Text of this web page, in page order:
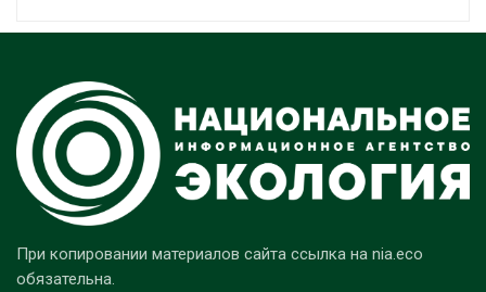
При копировании материалов сайта ссылка на nia.eco
обязательна.